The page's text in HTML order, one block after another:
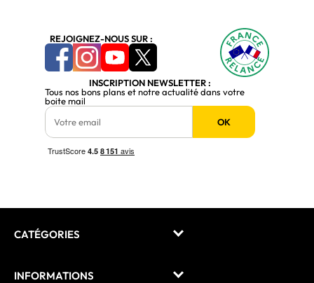
REJOIGNEZ-NOUS SUR :
INSCRIPTION NEWSLETTER :
Tous nos bons plans et notre actualité dans votre
boite mail
OK
CATÉGORIES
INFORMATIONS